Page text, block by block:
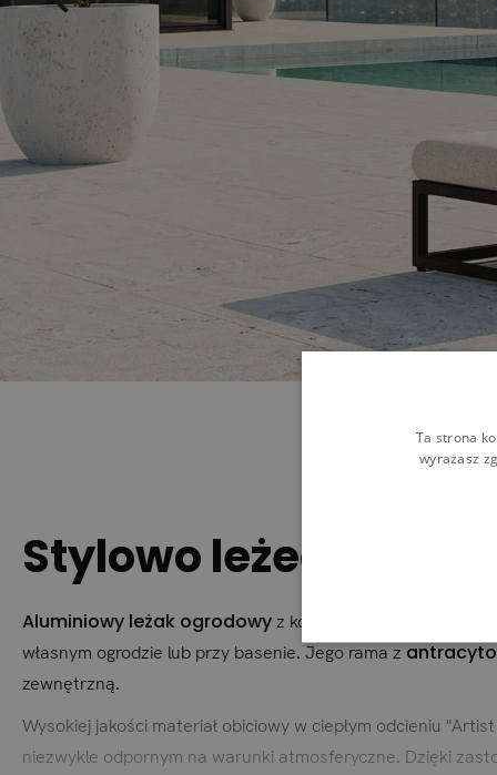
Stylowo leżeć i
Aluminiowy leżak ogrodowyz kolekcji Artist łączy
własnym ogrodzie lub przy basenie. Jego rama z
zewnętrzną.
Wysokiej jakości materiał obiciowy w ciepłym odcieniu
niezwykle odpornym na warunki atmosferyczne. Dzięki
Ta strona
wyrażasz